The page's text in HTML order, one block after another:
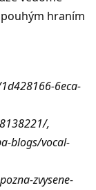
hraním
6eca-
,
blogs/vocal-
zvysene-